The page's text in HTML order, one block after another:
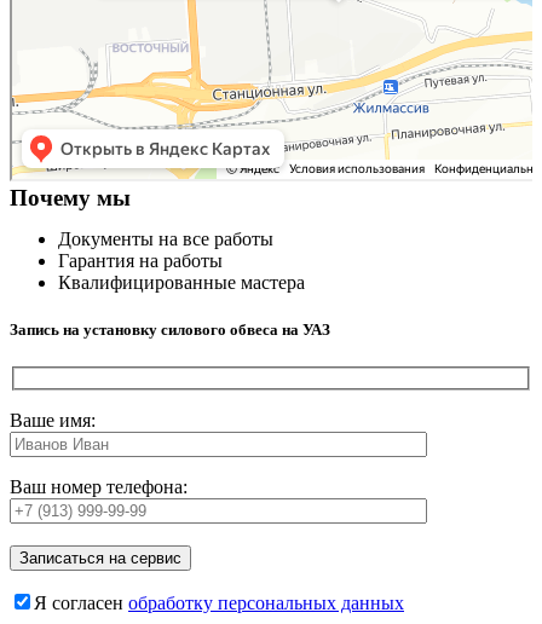
Почему мы
Документы на все работы
Гарантия на работы
Квалифицированные мастера
Запись на установку силового обвеса на УАЗ
Ваше имя:
Ваш номер телефона:
Я согласен обработку персональных данных